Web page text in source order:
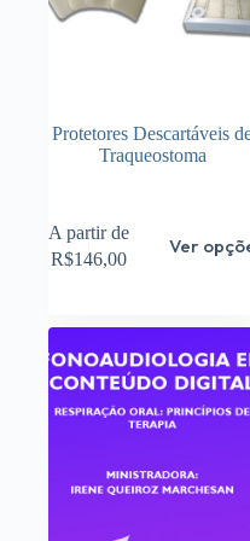
produto
Protetores Descartáveis
Traqueostoma
A partir de
R$146,00
Ver
Este
produto
tem
As
opções
podem
escolhidas